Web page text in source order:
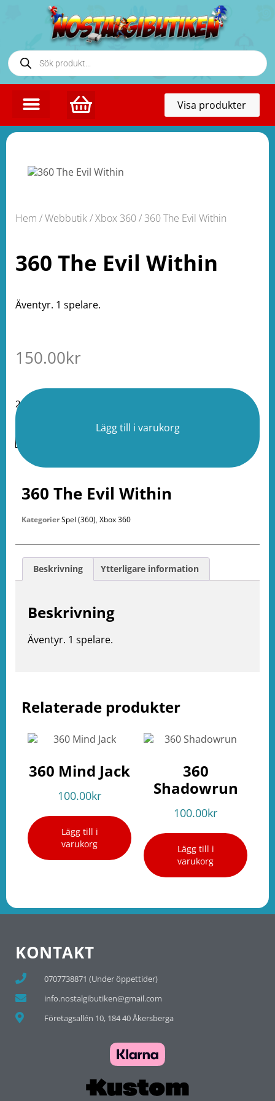
Visa produkter
Hem /Webbutik/Xbox 360/ 360 The Evil Within
360 The Evil Within
Äventyr. 1 spelare.
150.00kr
2 i lager
Lägg till i varukorg
Relaterade produkter
360 Mind Jack
100.00kr
Lägg till i
varukorg
360
Shadowrun
100.00kr
Lägg till i
varukorg
360 The Evil Within
KategorierSpel (360), Xbox 360
Beskrivning Ytterligare information
Beskrivning
Äventyr. 1 spelare.
KONTAKT
0707738871 (Under öppettider)
info.nostalgibutiken@gmail.com
Företagsallén 10, 184 40 Åkersberga